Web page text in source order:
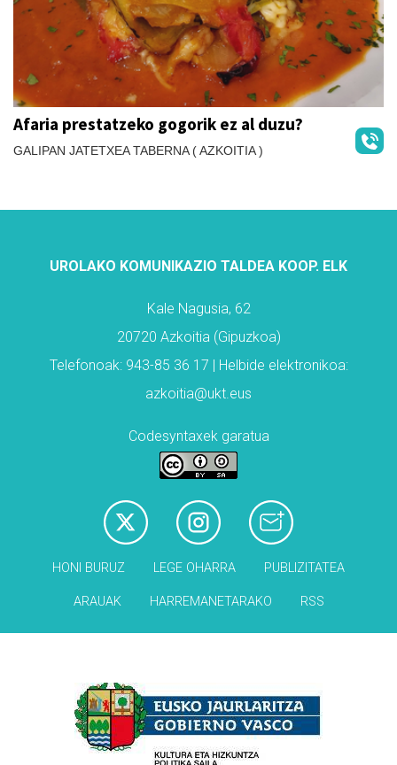
Afaria prestatzeko gogorik ez al duzu?
GALIPAN JATETXEA TABERNA ( AZKOITIA )
UROLAKO KOMUNIKAZIO TALDEA KOOP. ELK
Kale Nagusia, 62
20720 Azkoitia (Gipuzkoa)
Telefonoak: 943-85 36 17 | Helbide elektronikoa:
azkoitia@ukt.eus
Codesyntaxek garatua
HONI BURUZ LEGE OHARRA PUBLIZITATEA
ARAUAK HARREMANETARAKO RSS